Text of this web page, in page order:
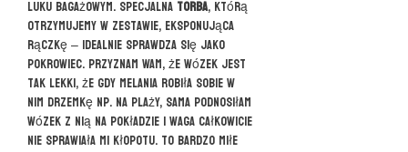
luku bagażowym. Specjalna torba, którą
otrzymujemy w zestawie, eksponująca
rączkę – idealnie sprawdza się jako
pokrowiec. Przyznam Wam, że wózek jest
tak lekki, że gdy Melania robiła sobie w
nim drzemkę np. na plaży, sama podnosiłam
wózek z nią na pokładzie i waga całkowicie
nie sprawiała mi kłopotu. To bardzo miłe